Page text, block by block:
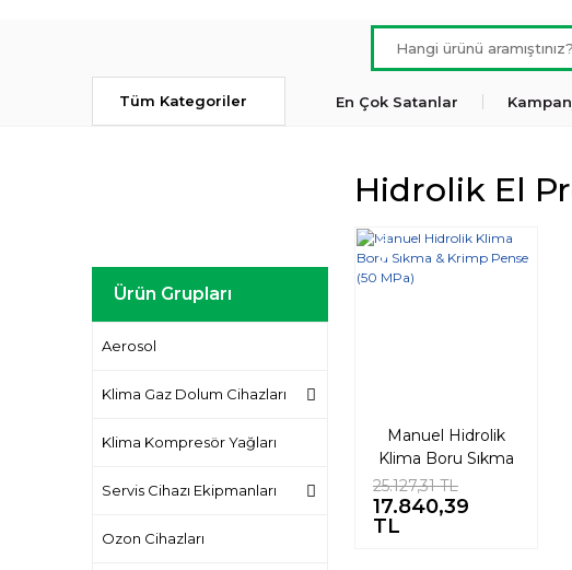
Tüm Kategoriler En Çok Satanlar
Ürün Grupları
Aerosol
Klima Gaz Dolum Cihazları
Klima Kompresör Yağları
Servis Cihazı Ekipmanları
Ozon Cihazları
Hidrolik El
Yeni
Manuel Hidrolik
Klima Boru Sıkma
& Krimp Pense (50
MPa)
25.127,31 TL
17.840,39
TL